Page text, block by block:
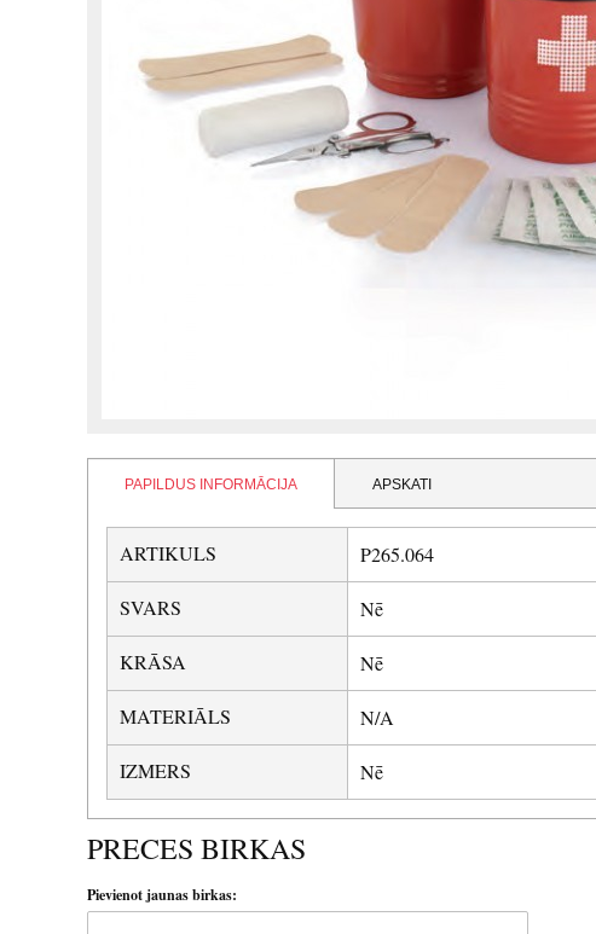
PAPILDUS INFORMĀCIJA APSKATI
ARTIKULS P265.064
SVARS Nē
KRĀSA Nē
MATERIĀLS N/A
IZMERS Nē
PRECES BIRKAS
Pievienot jaunas birkas: